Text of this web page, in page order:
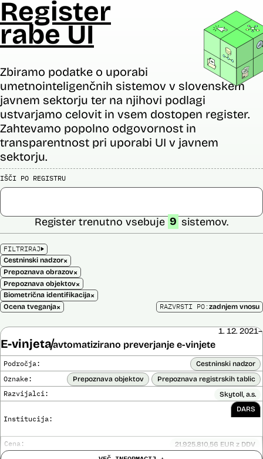
Register
rabe UI
Zbiramo podatke o uporabi
umetnointeligenčnih sistemov v slovenskem
javnem sektorju ter na njihovi podlagi
ustvarjamo celovit in vsem dostopen register.
Zahtevamo popolno odgovornost in
transparentnost pri uporabi UI v javnem
sektorju.
IŠČI PO REGISTRU
FILTRIRAJ
Cestninski nadzor×
Prepoznava obrazov×
Prepoznava objektov×
Biometrična identifikacija×
Ocena tveganja×
Register trenutno vsebuje 9 sistemov.
RAZVRSTI PO:zadnjem vnosu
E-vinjetaavtomatizirano preverjanje e-vinjete
1. 12. 2021–
Področja: Cestninski nadzor
Oznake: Prepoznava objektov Prepoznava registrskih tablic
Razvijalci: Skytoll, a.s.
Institucija:
DARS
Cena: 21.925.810,56 EUR z DDV
Analiza učinka na človekove pravice